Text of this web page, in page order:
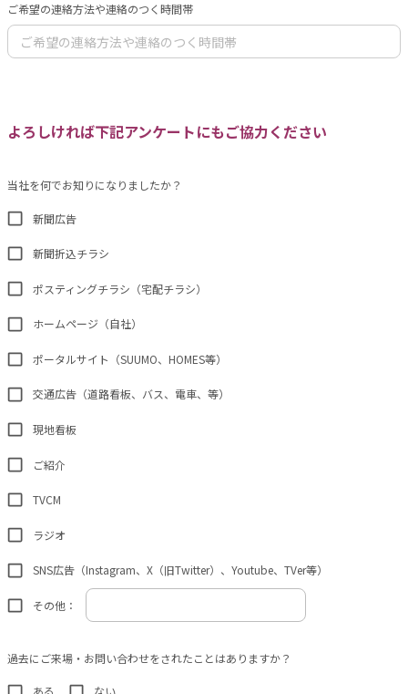
ご希望の連絡方法や連絡のつく時間帯
よろしければ下記アンケートにもご協力ください
当社を何でお知りになりましたか？
新聞広告
新聞折込チラシ
ポスティングチラシ（宅配チラシ）
ホームページ（自社）
ポータルサイト（SUUMO、HOMES等）
交通広告（道路看板、バス、電車、等）
現地看板
ご紹介
TVCM
ラジオ
SNS広告（Instagram、X（旧Twitter）、Youtube、TVer等）
その他：
過去にご来場・お問い合わせをされたことはありますか？